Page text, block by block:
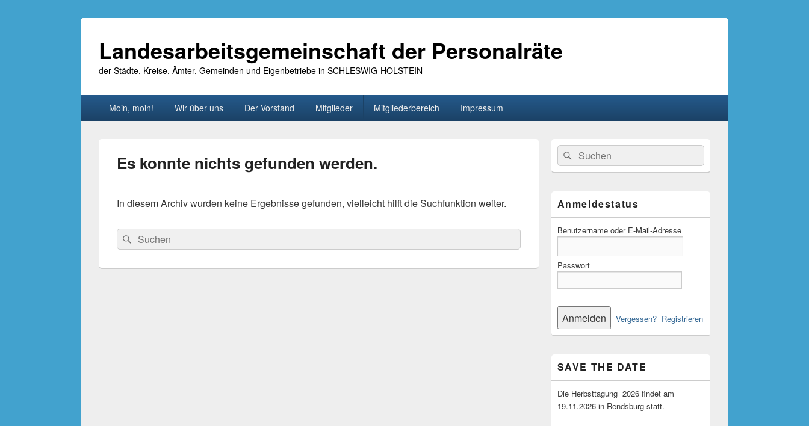
Landesarbeitsgemeinschaft der Personalräte
der Städte, Kreise, Ämter, Gemeinden und Eigenbetriebe in SCHLESWIG-HOLSTEIN
Moin, moin! Wir über uns Der Vorstand Mitglieder Mitgliederbereich Impressum
Es konnte nichts gefunden werden.
In diesem Archiv wurden keine Ergebnisse gefunden, vielleicht hilft die Suchfunktion weiter.
Suche
nach:
Suchen
Primärer
Seitenleisten-
Widgetbereich
Suche
nach:
Suchen
Anmeldestatus
Benutzername oder E-Mail-Adresse
Passwort
Vergessen? Registrieren
SAVE THE DATE
Die Herbsttagung 2026 findet am
19.11.2026 in Rendsburg statt.